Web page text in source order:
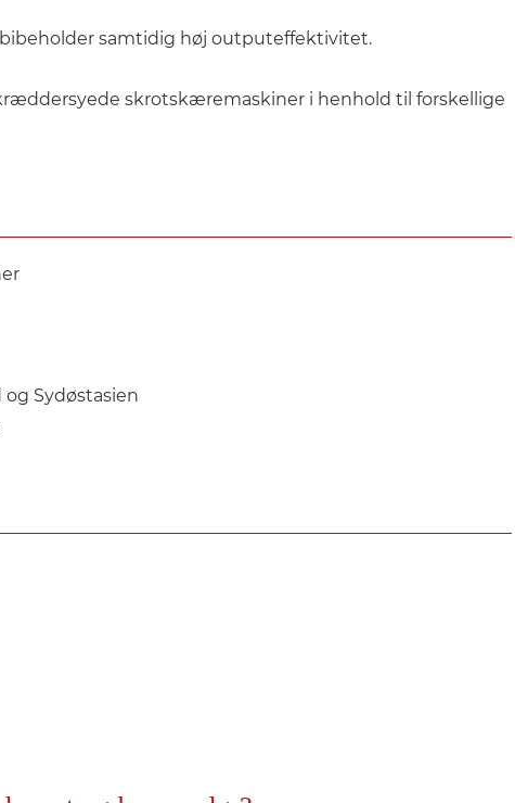
samtidig høj outputeffektivitet.
skrotskæremaskiner i henhold til forskellige
Sydøstasien